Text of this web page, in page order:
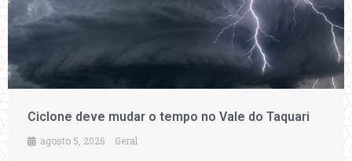
Ciclone deve mudar o tempo no Vale do Taquari
agosto 5, 2026 Geral